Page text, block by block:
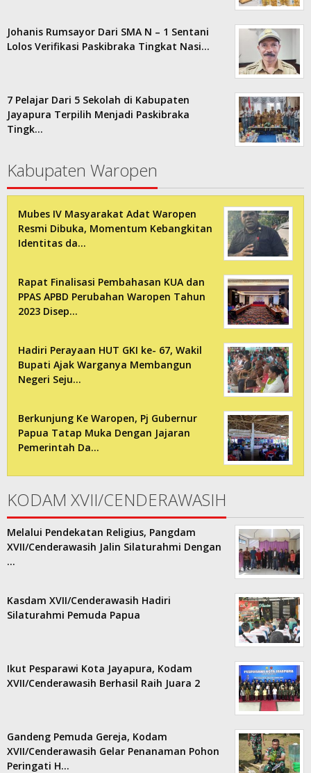
Johanis Rumsayor Dari SMA N – 1 Sentani
Lolos Verifikasi Paskibraka Tingkat Nasi…
7 Pelajar Dari 5 Sekolah di Kabupaten
Jayapura Terpilih Menjadi Paskibraka
Tingk…
Kabupaten Waropen
Mubes IV Masyarakat Adat Waropen
Resmi Dibuka, Momentum Kebangkitan
Identitas da…
Rapat Finalisasi Pembahasan KUA dan
PPAS APBD Perubahan Waropen Tahun
2023 Disep…
Hadiri Perayaan HUT GKI ke- 67, Wakil
Bupati Ajak Warganya Membangun
Negeri Seju…
Berkunjung Ke Waropen, Pj Gubernur
Papua Tatap Muka Dengan Jajaran
Pemerintah Da…
KODAM XVII/CENDERAWASIH
Melalui Pendekatan Religius, Pangdam
XVII/Cenderawasih Jalin Silaturahmi Dengan
…
Kasdam XVII/Cenderawasih Hadiri
Silaturahmi Pemuda Papua
Ikut Pesparawi Kota Jayapura, Kodam
XVII/Cenderawasih Berhasil Raih Juara 2
Gandeng Pemuda Gereja, Kodam
XVII/Cenderawasih Gelar Penanaman Pohon
Peringati H…